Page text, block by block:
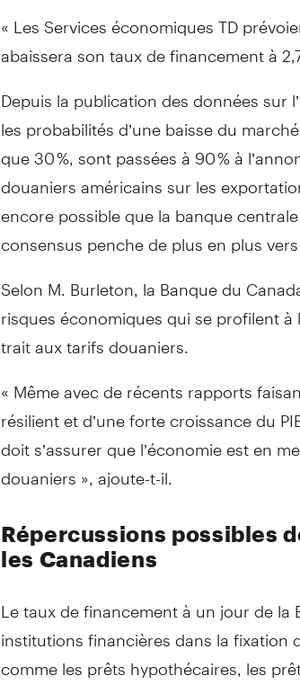
« Les Services économiques TD
abaissera son taux de financement à
Depuis la publication des données sur
les probabilités d’une baisse du
que 30 %, sont passées à 90 % à
douaniers américains sur les
encore possible que la banque
consensus penche de plus en plus
Selon M. Burleton, la Banque du
risques économiques qui se profilent
trait aux tarifs douaniers.
« Même avec de récents rapports
résilient et d’une forte croissance du
doit s’assurer que l’économie est en
douaniers », ajoute-t-il.
Répercussions possibles
les Canadiens
Le taux de financement à un jour de
institutions financières dans la fixation
comme les prêts hypothécaires, les